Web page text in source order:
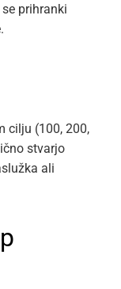
prihranki
cilju (100, 200,
stvarjo
ali